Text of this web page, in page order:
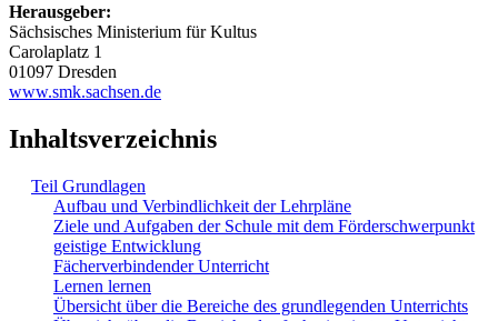
Herausgeber:
Sächsisches Ministerium für Kultus
Carolaplatz 1
01097 Dresden
www.smk.sachsen.de
Inhaltsverzeichnis
Teil Grundlagen
Aufbau und Verbindlichkeit der Lehrpläne
Ziele und Aufgaben der Schule mit dem Förderschwerpunkt
geistige Entwicklung
Fächerverbindender Unterricht
Lernen lernen
Übersicht über die Bereiche des grundlegenden Unterrichts